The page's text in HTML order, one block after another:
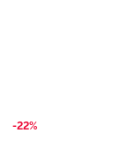
-22%